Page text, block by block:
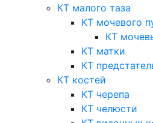
КТ малого таза
КТ мочевого
КТ
КТ матки
КТ
КТ костей
КТ черепа
КТ челюсти